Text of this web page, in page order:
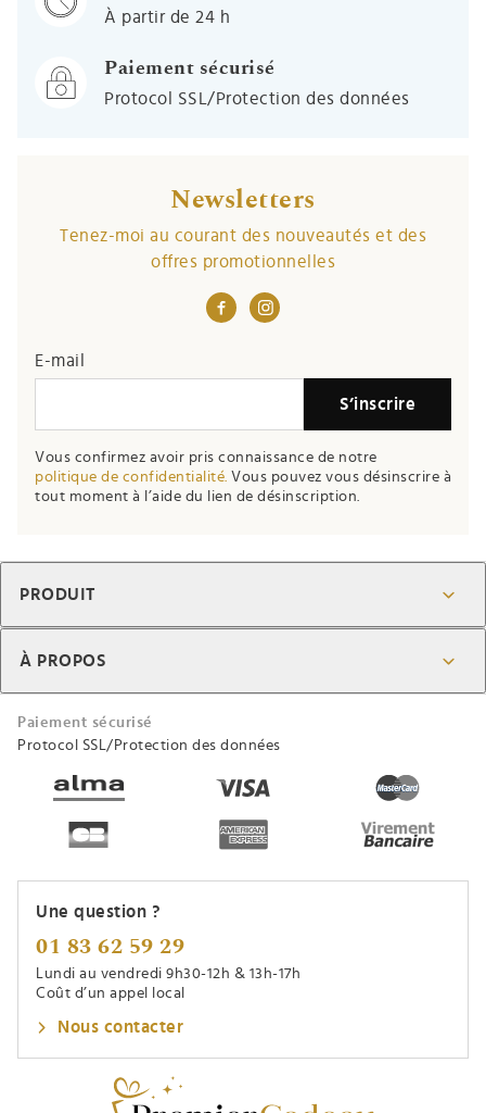
À partir de 24 h
Paiement sécurisé
Protocol SSL/Protection des données
Newsletters
Tenez-moi au courant des nouveautés et des
offres promotionnelles
E-mail
S’inscrire
Vous confirmez avoir pris connaissance de notre
politique de confidentialité. Vous pouvez vous désinscrire à
tout moment à l’aide du lien de désinscription.
PRODUIT
À PROPOS
Paiement sécurisé
Protocol SSL/Protection des données
Une question ?
01 83 62 59 29
Lundi au vendredi 9h30-12h & 13h-17h
Coût d’un appel local
Nous contacter